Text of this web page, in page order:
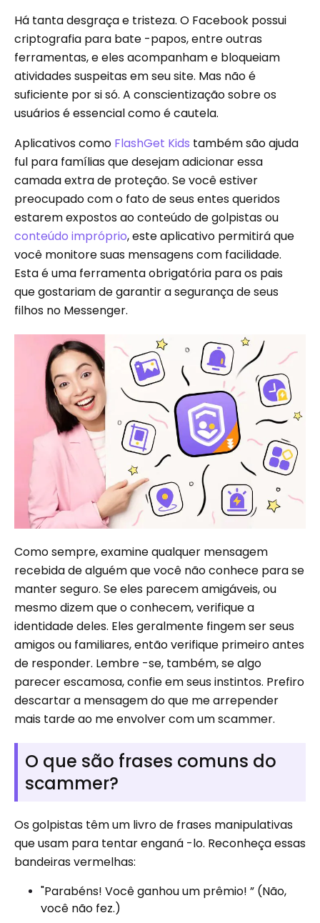
Há tanta desgraça e tristeza. O Facebook possui
criptografia para bate -papos, entre outras
ferramentas, e eles acompanham e bloqueiam
atividades suspeitas em seu site. Mas não é
suficiente por si só. A conscientização sobre os
usuários é essencial como é cautela.
Aplicativos como FlashGet Kids também são ajuda
ful para famílias que desejam adicionar essa
camada extra de proteção. Se você estiver
preocupado com o fato de seus entes queridos
estarem expostos ao conteúdo de golpistas ou
conteúdo impróprio, este aplicativo permitirá que
você monitore suas mensagens com facilidade.
Esta é uma ferramenta obrigatória para os pais
que gostariam de garantir a segurança de seus
filhos no Messenger.
Como sempre, examine qualquer mensagem
recebida de alguém que você não conhece para se
manter seguro. Se eles parecem amigáveis, ou
mesmo dizem que o conhecem, verifique a
identidade deles. Eles geralmente fingem ser seus
amigos ou familiares, então verifique primeiro antes
de responder. Lembre -se, também, se algo
parecer escamosa, confie em seus instintos. Prefiro
descartar a mensagem do que me arrepender
mais tarde ao me envolver com um scammer.
O que são frases comuns do
scammer?
Os golpistas têm um livro de frases manipulativas
que usam para tentar enganá -lo. Reconheça essas
bandeiras vermelhas:
"Parabéns! Você ganhou um prêmio! ” (Não,
você não fez.)